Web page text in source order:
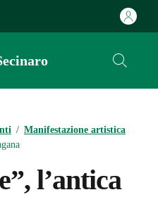
/ Manifestazione artistica
l’antica